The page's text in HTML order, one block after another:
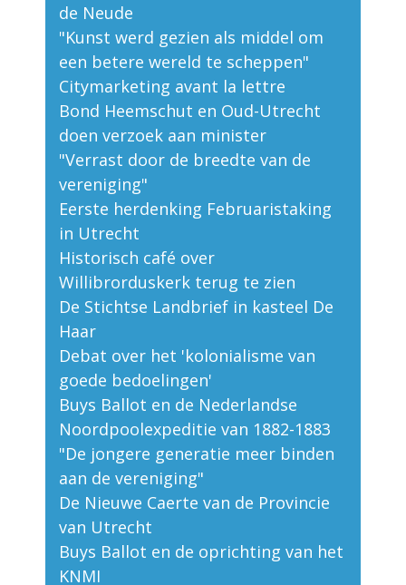
de Neude
"Kunst werd gezien als middel om
een betere wereld te scheppen"
Citymarketing avant la lettre
Bond Heemschut en Oud-Utrecht
doen verzoek aan minister
"Verrast door de breedte van de
vereniging"
Eerste herdenking Februaristaking
in Utrecht
Historisch café over
Willibrorduskerk terug te zien
De Stichtse Landbrief in kasteel De
Haar
Debat over het 'kolonialisme van
goede bedoelingen'
Buys Ballot en de Nederlandse
Noordpoolexpeditie van 1882-1883
"De jongere generatie meer binden
aan de vereniging"
De Nieuwe Caerte van de Provincie
van Utrecht
Buys Ballot en de oprichting van het
KNMI